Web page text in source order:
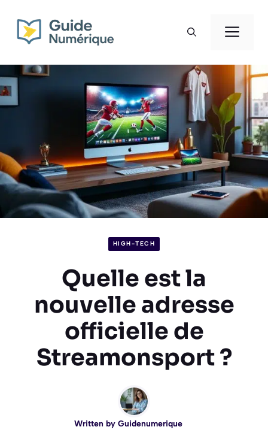
contenu
HIGH-TECH
Quelle est la
nouvelle adresse
officielle de
Streamonsport ?
Written by Guidenumerique